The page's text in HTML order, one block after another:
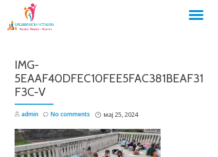
Skip
IMG-
5EAAF40DFEC10FEE5FAC381BEAF31
F3C-V
admin мај 25, 2024
No comments